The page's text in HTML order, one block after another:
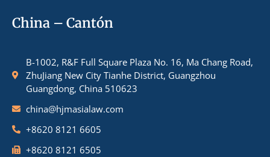
China – Cantón
B-1002, R&F Full Square Plaza No. 16, Ma Chang Road,
ZhuJiang New City Tianhe District, Guangzhou
Guangdong, China 510623
china@hjmasialaw.com
+8620 8121 6605
+8620 8121 6505